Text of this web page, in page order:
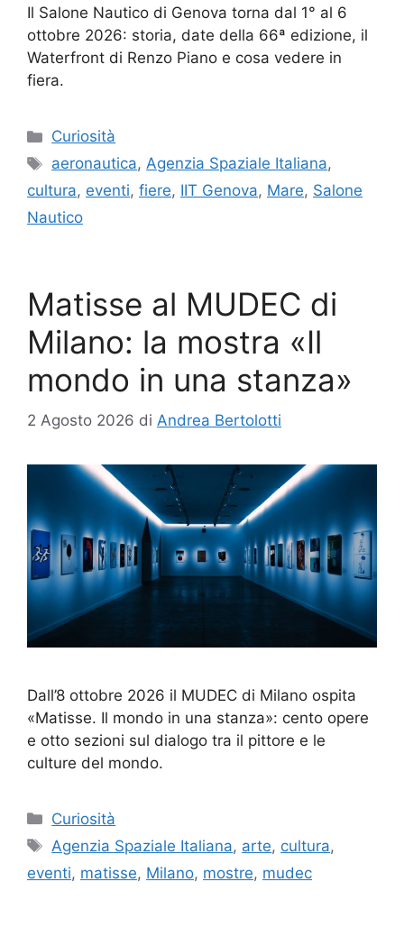
Il Salone Nautico di Genova torna dal 1° al 6
ottobre 2026: storia, date della 66ª edizione, il
Waterfront di Renzo Piano e cosa vedere in
fiera.
Categorie
Curiosità
Tag
aeronautica,Agenzia Spaziale Italiana,
cultura, eventi, fiere, IIT Genova, Mare, Salone
Nautico
Matisse al MUDEC di
Milano: la mostra «Il
mondo in una stanza»
2 Agosto 2026 di Andrea Bertolotti
Dall’8 ottobre 2026 il MUDEC di Milano ospita
«Matisse. Il mondo in una stanza»: cento opere
e otto sezioni sul dialogo tra il pittore e le
culture del mondo.
Categorie
Curiosità
Tag
Agenzia Spaziale Italiana, arte, cultura,
eventi, matisse, Milano, mostre, mudec